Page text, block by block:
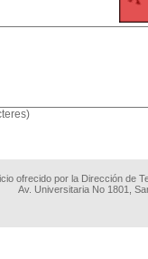
ofrecido por la Dirección de
Av. Universitaria No 1801,